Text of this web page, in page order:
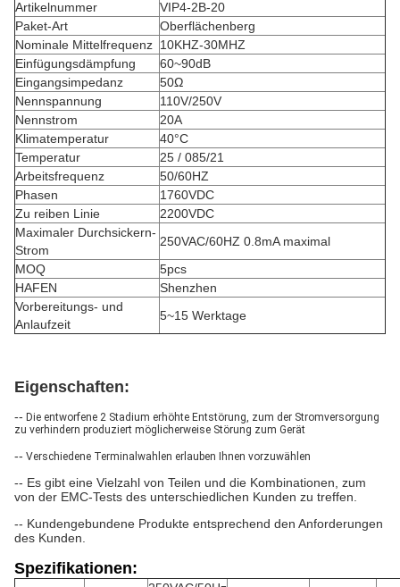
Artikelnummer
VIP4-2B-20
Paket-Art
Oberflächenberg
Nominale Mittelfrequenz 10KHZ-30MHZ
Einfügungsdämpfung
60~90dB
Eingangsimpedanz
50Ω
Nennspannung
110V/250V
Nennstrom
20A
Klimatemperatur
40°C
Temperatur
25 / 085/21
Arbeitsfrequenz
50/60HZ
Phasen
1760VDC
Zu reiben Linie
2200VDC
Maximaler Durchsickern-
Strom
250VAC/60HZ 0.8mA maximal
MOQ
5pcs
HAFEN
Shenzhen
Vorbereitungs- und
Anlaufzeit
5~15 Werktage
Eigenschaften:
-- Die entworfene 2 Stadium erhöhte Entstörung, zum der Stromversorgung
zu verhindern produziert möglicherweise Störung zum Gerät
-- Verschiedene Terminalwahlen erlauben Ihnen vorzuwählen
-- Es gibt eine Vielzahl von Teilen und die Kombinationen, zum
von der EMC-Tests des unterschiedlichen Kunden zu treffen.
-- Kundengebundene Produkte entsprechend den Anforderungen
des Kunden.
Spezifikationen: